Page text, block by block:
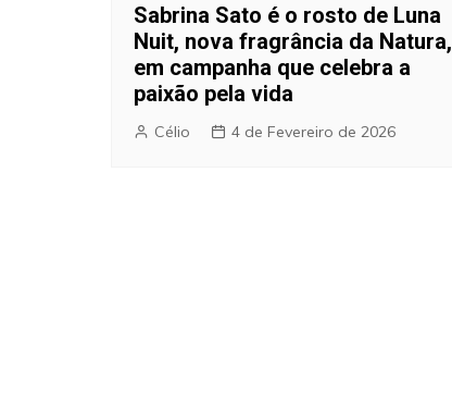
Sabrina Sato é o rosto de Luna
Nuit, nova fragrância da Natura,
em campanha que celebra a
paixão pela vida
Célio 4 de Fevereiro de 2026